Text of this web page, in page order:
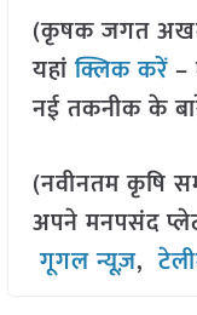
(कृषक जगत
यहांक्लिक करें–
नई तकनीक के
(नवीनतम कृषि
अपने मनपसंद
गूगल न्यूज़,